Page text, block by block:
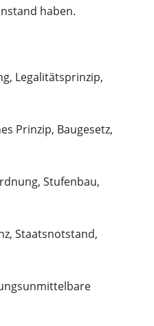
haben.
Legalitätsprinzip,
Prinzip, Baugesetz,
Stufenbau,
Staatsnotstand,